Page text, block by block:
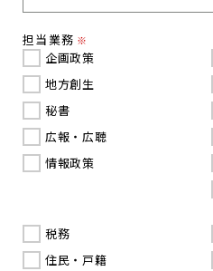
担当業務 ※
企画政策
地方創生
秘書
広報・広聴
情報政策
税務
住民・戸籍